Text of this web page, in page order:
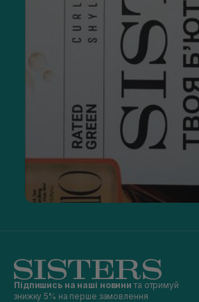
Підпишись на наші новини та отримуй
знижку 5% на перше замовлення